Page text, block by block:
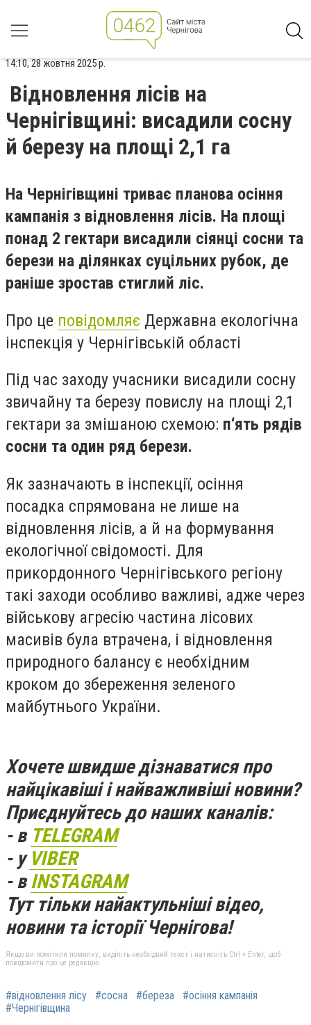
14:10, 28 жовтня 2025 р.
Відновлення лісів на
Чернігівщині: висадили сосну
й березу на площі 2,1 га
На Чернігівщині триває планова осіння
кампанія з відновлення лісів. На площі
понад 2 гектари висадили сіянці сосни та
берези на ділянках суцільних рубок, де
раніше зростав стиглий ліс.
Про це повідомляє Державна екологічна
інспекція у Чернігівській області
Під час заходу учасники висадили сосну
звичайну та березу повислу на площі 2,1
гектари за змішаною схемою: п‘ять рядів
сосни та один ряд берези.
Як зазначають в інспекції, осіння
посадка спрямована не лише на
відновлення лісів, а й на формування
екологічної свідомості. Для
прикордонного Чернігівського регіону
такі заходи особливо важливі, адже через
військову агресію частина лісових
масивів була втрачена, і відновлення
природного балансу є необхідним
кроком до збереження зеленого
майбутнього України.
Хочете швидше дізнаватися про
найцікавіші і найважливіші новини?
Приєднуйтесь до наших каналів:
- в TELEGRAM
- у VIBER
- вINSTAGRAM
Тут тільки найактульніші відео,
новини та історії Чернігова!
Якщо ви помітили помилку, виділіть необхідний текст і натисніть Ctrl + Enter, щоб
повідомити про це редакцію
#відновлення лісу #сосна #береза
#осіння кампанія
#Чернігівщина